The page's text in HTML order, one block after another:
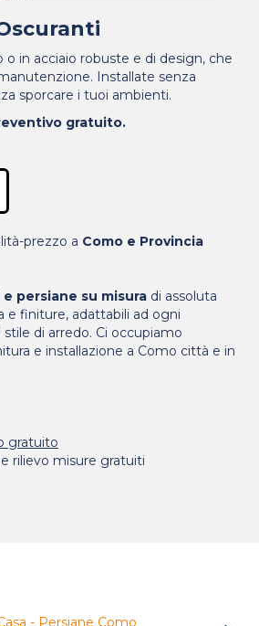
o in acciaio robuste e di design, che
Installate senza
sporcare i tuoi ambienti.
gratuito.
prezzo a Como e Provincia
persiane su misura di assoluta
e finiture, adattabili ad ogni
di arredo. Ci occupiamo
e installazione a Como città e in
gratuito
rilievo misure gratuiti